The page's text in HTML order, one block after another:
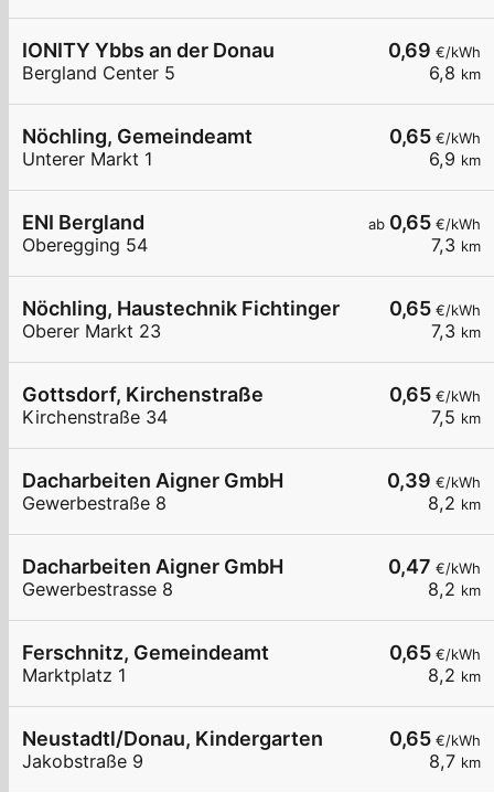
0,69 €/kWh
6,8 km
IONITY Ybbs an der Donau
Bergland Center 5
0,65 €/kWh
6,9 km
Nöchling, Gemeindeamt
Unterer Markt 1
ab 0,65 €/kWh
7,3 km
ENI Bergland
Oberegging 54
0,65 €/kWh
7,3 km
Nöchling, Haustechnik Fichtinger
Oberer Markt 23
0,65 €/kWh
7,5 km
Gottsdorf, Kirchenstraße
Kirchenstraße 34
0,39 €/kWh
8,2 km
Dacharbeiten Aigner GmbH
Gewerbestraße 8
0,47 €/kWh
8,2 km
Dacharbeiten Aigner GmbH
Gewerbestrasse 8
0,65 €/kWh
8,2 km
Ferschnitz, Gemeindeamt
Marktplatz 1
0,65 €/kWh
8,7 km
Neustadtl/Donau, Kindergarten
Jakobstraße 9